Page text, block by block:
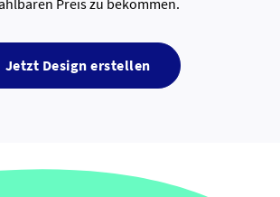
Preis zu bekommen.
Jetzt Design erstellen